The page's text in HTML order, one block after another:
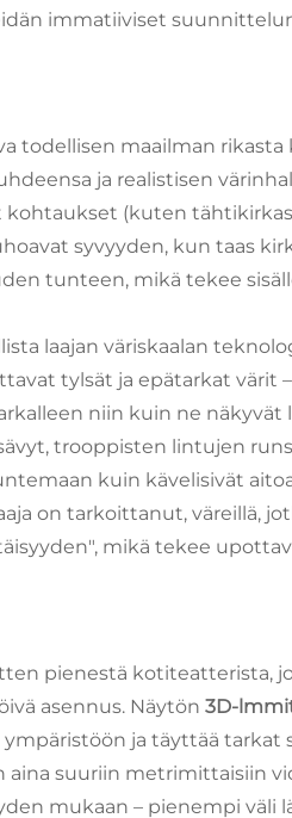
immatiiviset
maailman rikasta
ja realistisen
(kuten
syvyyden, kun taas
tunteen, mikä tekee
laajan väriskaalan
tylsät ja epätarkat värit
niin kuin ne näkyvät
trooppisten lintujen
kuin kävelisivät
on tarkoittanut, väreillä,
mikä tekee
pienestä kotiteatterista,
asennus. Näytön 3D-
ja täyttää tarkat
suuriin metrimittaisiin
mukaan – pienempi väli